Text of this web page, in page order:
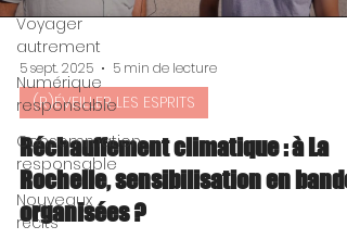
Voyager
autrement
Numérique
responsable
Consommation
responsable
Nouveaux
récits
5 sept. 2025 5 min de lecture
(R)ÉVEILLER LES ESPRITS
Réchauffement climatique : à La
Rochelle, sensibilisation en
organisées ?